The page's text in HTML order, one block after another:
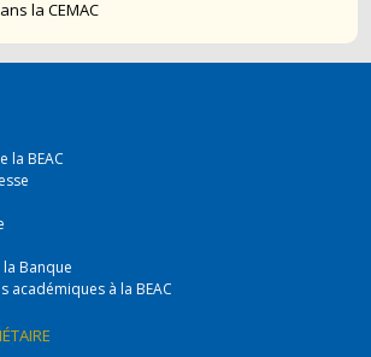
la CEMAC
la BEAC
Banque
académiques à la BEAC